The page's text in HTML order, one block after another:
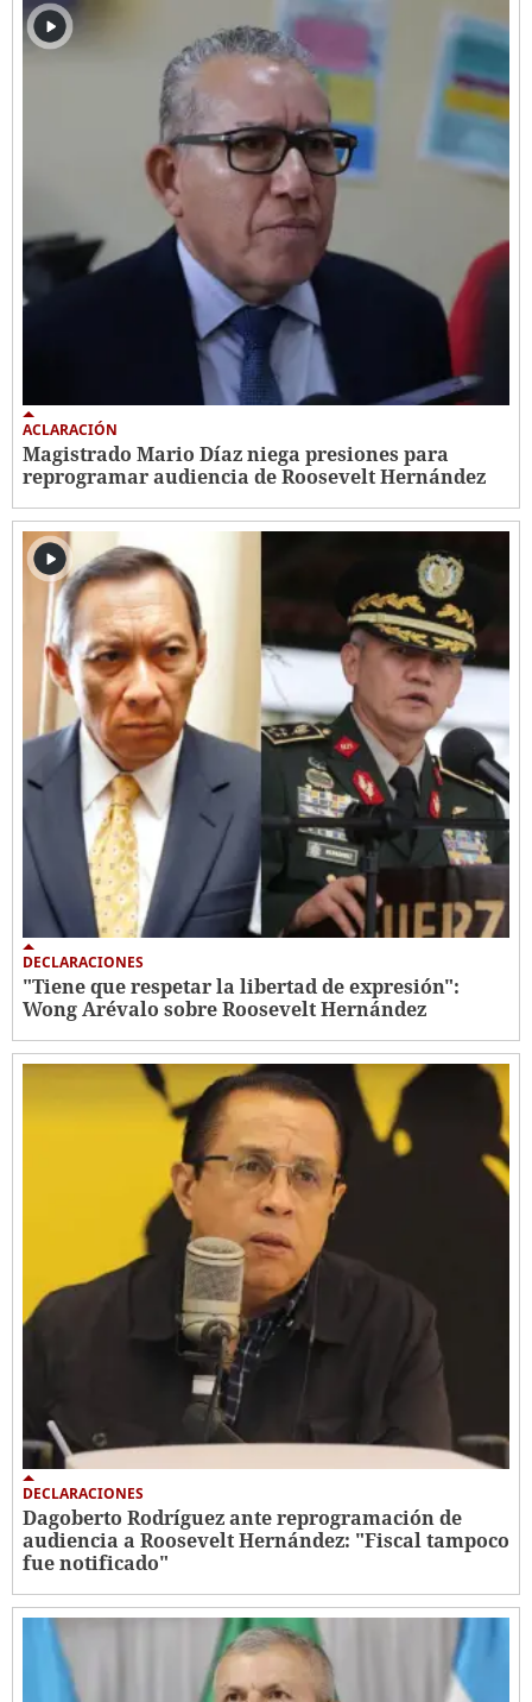
ACLARACIÓN
Magistrado Mario Díaz niega presiones para
reprogramar audiencia de Roosevelt Hernández
DECLARACIONES
"Tiene que respetar la libertad de expresión":
Wong Arévalo sobre Roosevelt Hernández
DECLARACIONES
Dagoberto Rodríguez ante reprogramación de
audiencia a Roosevelt Hernández: "Fiscal tampoco
fue notificado"